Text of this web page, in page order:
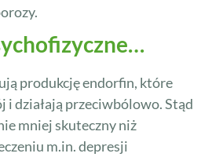
produkcję endorfin, które
i działają przeciwbólowo. Stąd
mniej skuteczny niż
m.in. depresji